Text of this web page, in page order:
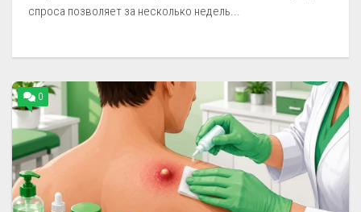
спроса позволяет за несколько недель...
0